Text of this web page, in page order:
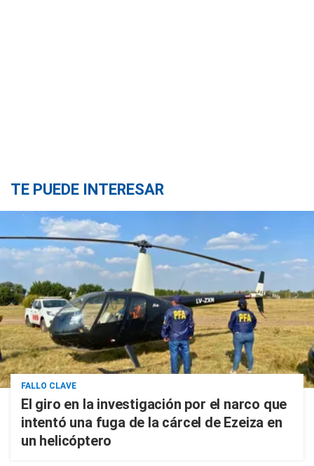
TE PUEDE INTERESAR
FALLO CLAVE
El giro en la investigación por el narco que
intentó una fuga de la cárcel de Ezeiza en
un helicóptero